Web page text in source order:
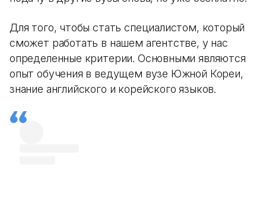
Для того, чтобы стать специалистом, который
сможет работать в нашем агентстве, у нас
определенные критерии. Основными являются
опыт обучения в ведущем вузе Южной Кореи,
знание английского и корейского языков.